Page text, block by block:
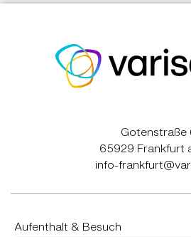
Gotenstraße
65929 Frankfurt
info-
Aufenthalt & Besuch